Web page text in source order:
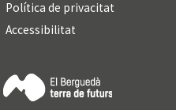
Política de privacitat
Accessibilitat